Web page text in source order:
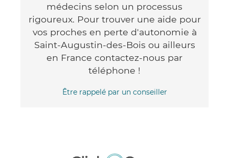
médecins selon un processus
rigoureux. Pour trouver une aide pour
vos proches en perte d'autonomie à
Saint-Augustin-des-Bois ou ailleurs
en France contactez-nous par
téléphone !
Être rappelé par un conseiller